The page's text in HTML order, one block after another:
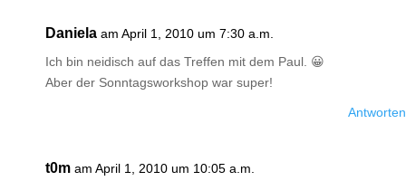
Daniela am April 1, 2010 um 7:30 a.m.
Ich bin neidisch auf das Treffen mit dem Paul. 😀
Aber der Sonntagsworkshop war super!
Antworten
t0m am April 1, 2010 um 10:05 a.m.